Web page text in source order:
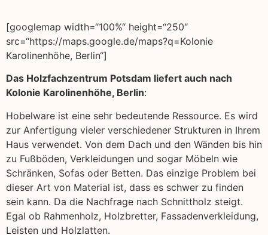
[googlemap width=“100%“ height=“250″
src=“https://maps.google.de/maps?q=Kolonie
Karolinenhöhe, Berlin“]
Das Holzfachzentrum Potsdam liefert auch nach
Kolonie Karolinenhöhe, Berlin:
Hobelware ist eine sehr bedeutende Ressource. Es wird
zur Anfertigung vieler verschiedener Strukturen in Ihrem
Haus verwendet. Von dem Dach und den Wänden bis hin
zu Fußböden, Verkleidungen und sogar Möbeln wie
Schränken, Sofas oder Betten. Das einzige Problem bei
dieser Art von Material ist, dass es schwer zu finden
sein kann. Da die Nachfrage nach Schnittholz steigt.
Egal ob Rahmenholz, Holzbretter, Fassadenverkleidung,
Leisten und Holzlatten.